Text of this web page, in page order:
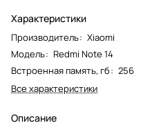
Характеристики
Производитель: Xiaomi
Модель: Redmi Note 14
Встроенная память, гб: 256
Все характеристики
Описание